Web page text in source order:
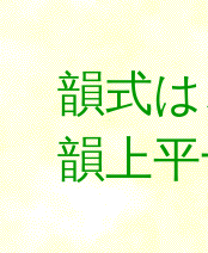
韻式
韻上